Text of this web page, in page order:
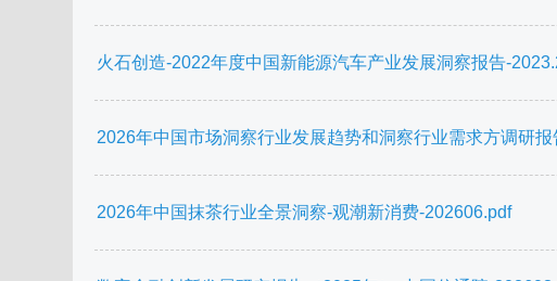
火石创造-2022年度中国新能源汽车产业发展洞察报告-
2026年中国市场洞察行业发展趋势和洞察行业需求方调研
2026年中国抹茶行业全景洞察-观潮新消费-202606.pdf